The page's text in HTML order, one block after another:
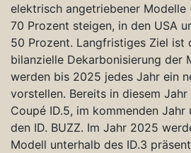
elektrisch angetriebener Modelle
70 Prozent steigen, in den USA
50 Prozent. Langfristiges Ziel ist
bilanzielle Dekarbonisierung der
werden bis 2025 jedes Jahr ein
vorstellen. Bereits in diesem
Coupé ID.5, im kommenden Jahr
den ID. BUZZ. Im Jahr 2025
Modell unterhalb des ID.3